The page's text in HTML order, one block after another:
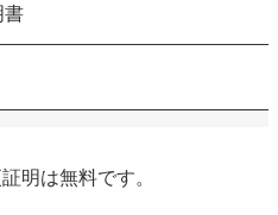
書
明は無料です。